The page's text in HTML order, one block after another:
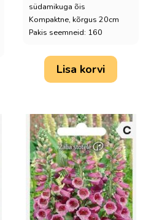
südamikuga õis
Kompaktne, kõrgus 20cm
Pakis seemneid: 160
Lisa korvi